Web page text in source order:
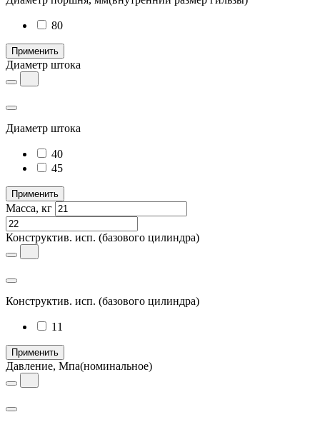
80
Применить
Диаметр штока
Диаметр штока
40
45
Применить
Масса, кг
Конструктив. исп. (базового цилиндра)
Конструктив. исп. (базового цилиндра)
11
Применить
Давление, Мпа(номинальное)